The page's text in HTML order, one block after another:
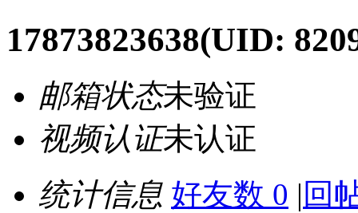
17873823638(UID:
邮箱状态未验证
视频认证未认证
统计信息 好友数 0 | 回